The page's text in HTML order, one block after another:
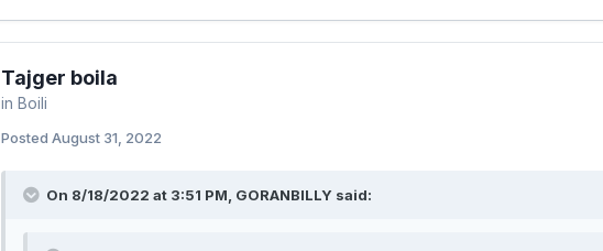
Tajger boila
in Boili
Posted August 31, 2022
On 8/18/2022 at 3:51 PM, GORANBILLY said: